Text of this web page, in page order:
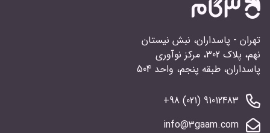
تهران - پاسداران، نبش نیستان
نهم، پلاک 302، مرکز نوآوری
پاسداران، طبقه پنجم، واحد 504
91012483 (021) 98+
info@3gaam.com